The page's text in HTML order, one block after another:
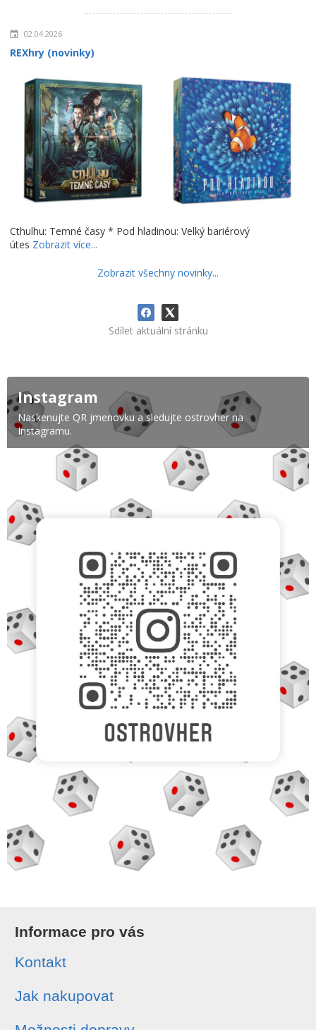
02.04.2026
REXhry (novinky)
Cthulhu: Temné časy * Pod hladinou: Velký bariérový
útes Zobrazit více...
Zobrazit všechny novinky...
Sdílet aktuální stránku
Instagram
Naskenujte QR jmenovku a sledujte ostrovher na
Instagramu.
Informace pro vás
Kontakt
Jak nakupovat